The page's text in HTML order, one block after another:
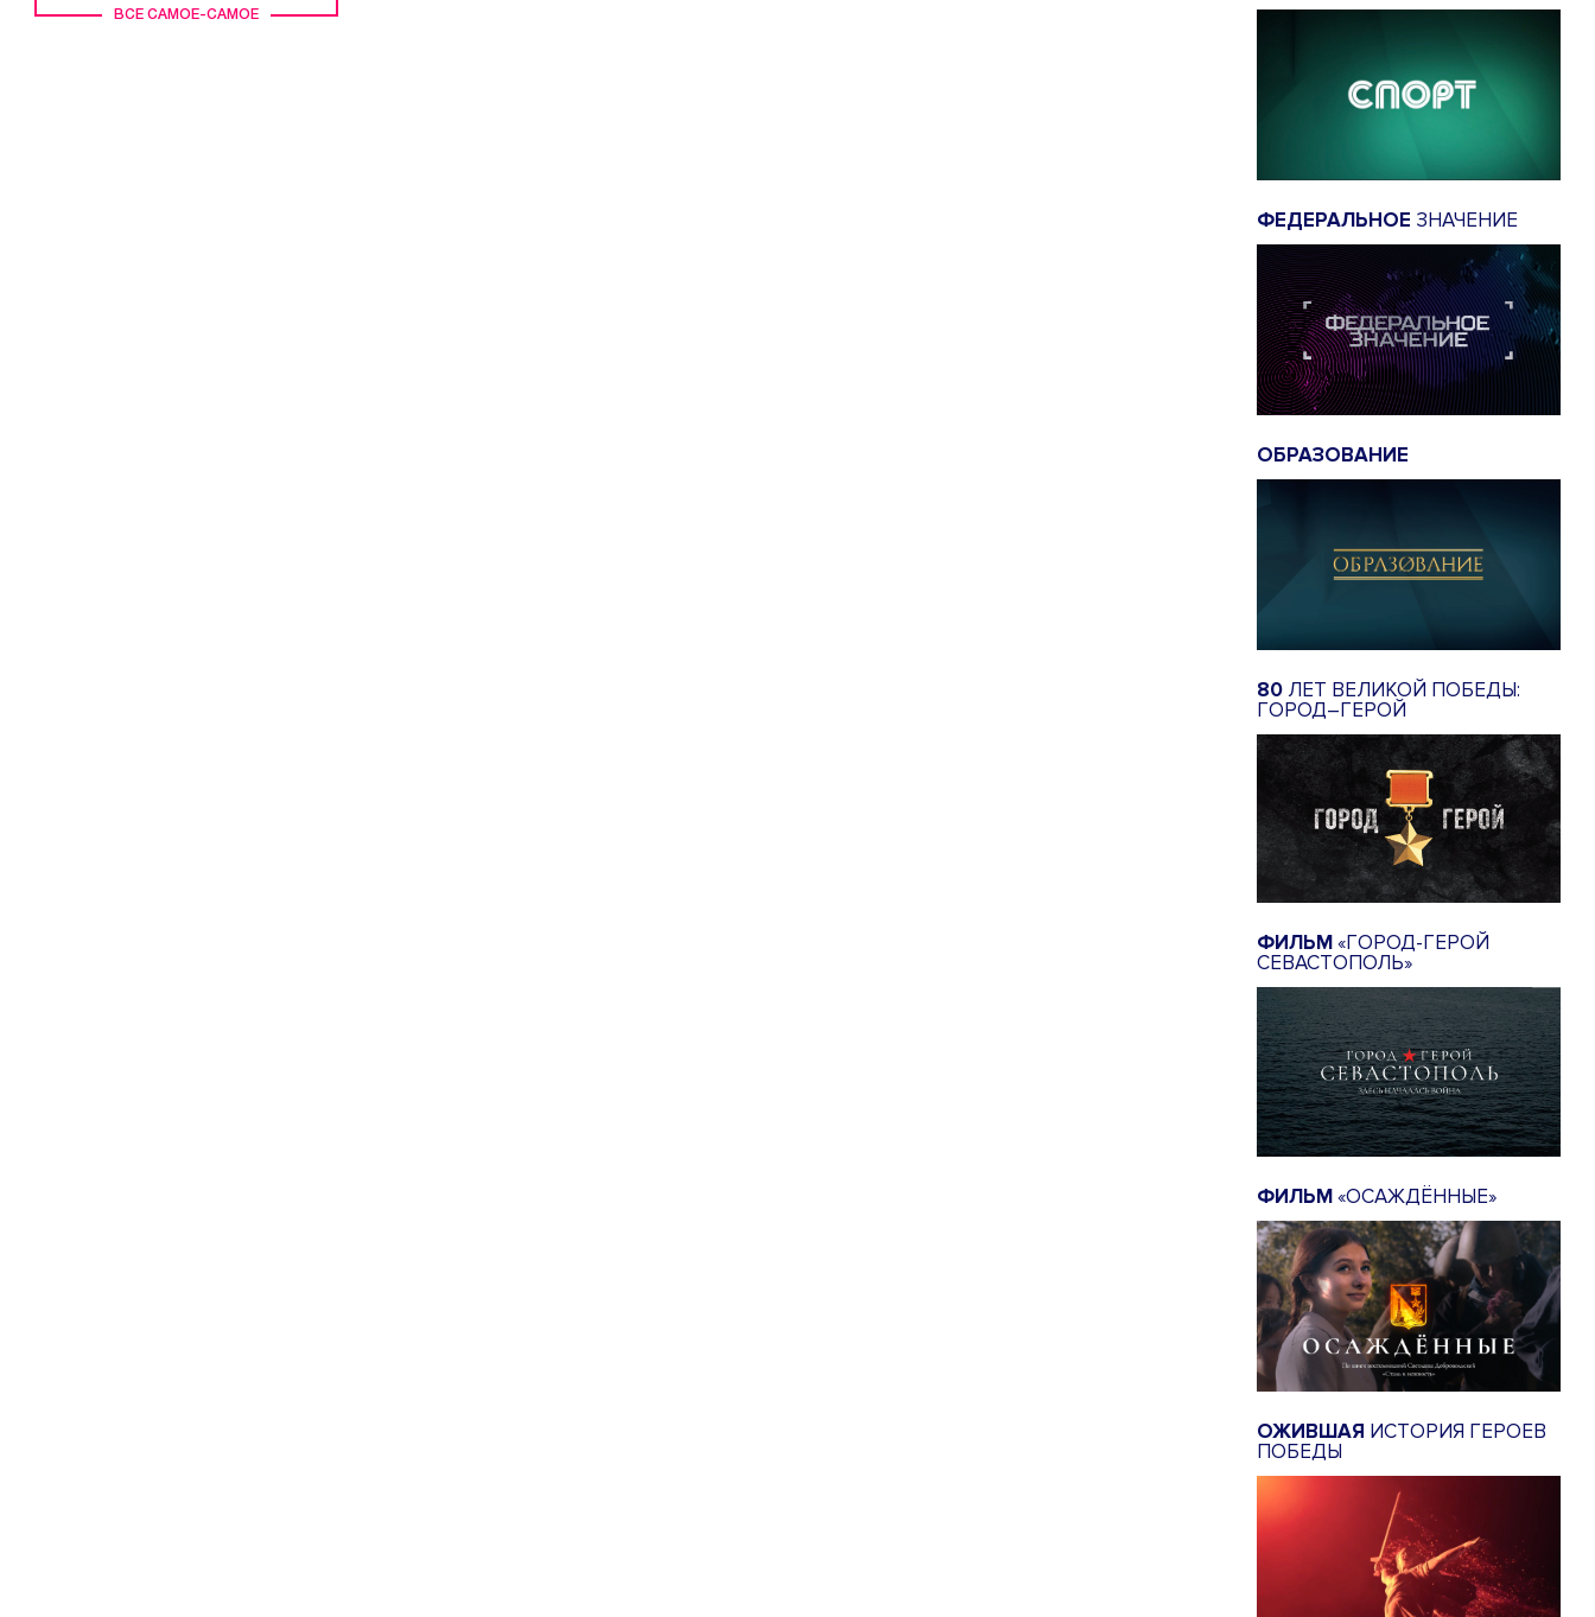
ВСЕ САМОЕ-САМОЕ
ФЕДЕРАЛЬНОЕ ЗНАЧЕНИЕ
ОБРАЗОВАНИЕ
80 ЛЕТ ВЕЛИКОЙ ПОБЕДЫ:
ГОРОД–ГЕРОЙ
ФИЛЬМ«ГОРОД-ГЕРОЙ
СЕВАСТОПОЛЬ»
ФИЛЬМ«ОСАЖДЁННЫЕ»
ОЖИВШАЯ ИСТОРИЯ ГЕРОЕВ
ПОБЕДЫ